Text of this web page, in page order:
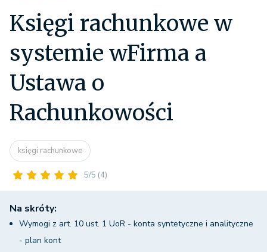
Księgi rachunkowe w
systemie wFirma a
Ustawa o
Rachunkowości
księgi rachunkowe
5/5 (4)
Na skróty:
Wymogi z art. 10 ust. 1 UoR - konta syntetyczne i analityczne
- plan kont